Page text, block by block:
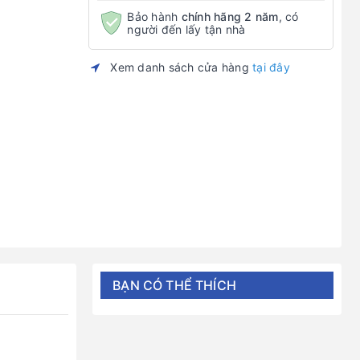
Bảo hành chính hãng 2 năm, có
người đến lấy tận nhà
Xem danh sách cửa hàng tại đây
BẠN CÓ THỂ THÍCH